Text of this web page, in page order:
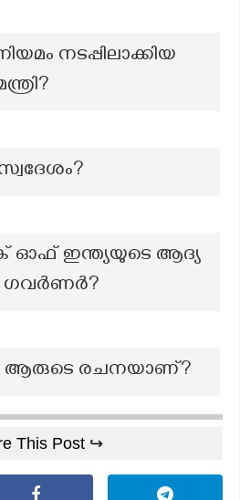
നടപ്പിലാക്കിയ
ഓഫ് ഇന്ത്യയുടെ ആദ്യ
ഗവർണർ?
' ആരുടെ രചനയാണ്?
This Post ↪